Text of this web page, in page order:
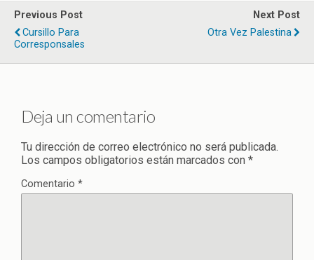
Previous Post
Cursillo Para
Corresponsales
Next Post
Otra Vez Palestina
Deja un comentario
Tu dirección de correo electrónico no será publicada.
Los campos obligatorios están marcados con *
Comentario *